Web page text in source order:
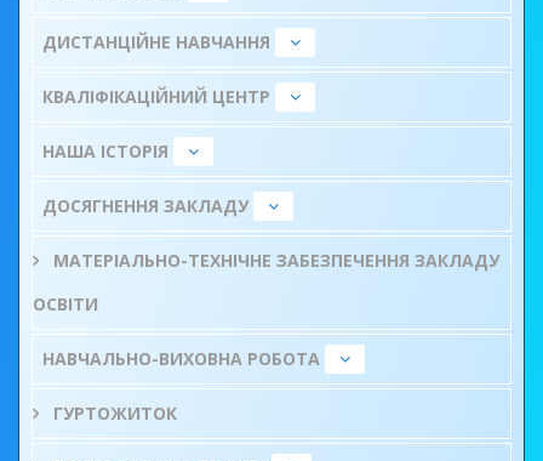
ДИСТАНЦІЙНЕ НАВЧАННЯ
КВАЛІФІКАЦІЙНИЙ ЦЕНТР
НАША ІСТОРІЯ
ДОСЯГНЕННЯ ЗАКЛАДУ
МАТЕРІАЛЬНО-ТЕХНІЧНЕ ЗАБЕЗПЕЧЕННЯ ЗАКЛАДУ
ОСВІТИ
НАВЧАЛЬНО-ВИХОВНА РОБОТА
ГУРТОЖИТОК